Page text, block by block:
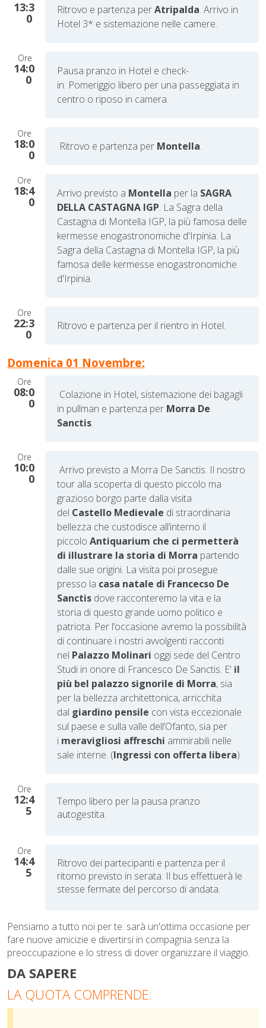
13:3
0
Ritrovo e partenza per Atripalda. Arrivo in
Hotel 3* e sistemazione nelle camere.
Ore
14:0
0
Pausa pranzo in Hotel e check-
in. Pomeriggio libero per una passeggiata in
centro o riposo in camera.
Ore
18:0
0
Ritrovo e partenza per Montella.
Ore
18:4
0
Arrivo previsto a Montella per la SAGRA
DELLA CASTAGNA IGP. La Sagra della
Castagna di Montella IGP, la più famosa delle
kermesse enogastronomiche d'Irpinia. La
Sagra della Castagna di Montella IGP, la più
famosa delle kermesse enogastronomiche
d'Irpinia.
Ore
22:3
0
Ritrovo e partenza per il rientro in Hotel.
Domenica 01 Novembre:
Ore
08:0
0
Colazione in Hotel, sistemazione dei bagagli
in pullman e partenza per Morra De
Sanctis.
Ore
10:0
0
Arrivo previsto a Morra De Sanctis. Il nostro
tour alla scoperta di questo piccolo ma
grazioso borgo parte dalla visita
del Castello Medievale di straordinaria
bellezza che custodisce all’interno il
piccolo Antiquarium che ci permetterà
di illustrare la storia di Morra partendo
dalle sue origini. La visita poi prosegue
presso la casa natale di Francecso De
Sanctis dove racconteremo la vita e la
storia di questo grande uomo politico e
patriota. Per l’occasione avremo la possibilità
di continuare i nostri avvolgenti racconti
nel Palazzo Molinari oggi sede del Centro
Studi in onore di Francesco De Sanctis. E' il
più bel palazzo signorile di Morra, sia
per la bellezza architettonica, arricchita
dal giardino pensile con vista eccezionale
sul paese e sulla valle dell’Ofanto, sia per
i meravigliosi affreschi ammirabili nelle
sale interne. (Ingressi con offerta libera)
Ore
12:4
5
Tempo libero per la pausa pranzo
autogestita.
Ore
14:4
5
Ritrovo dei partecipanti e partenza per il
ritorno previsto in serata. Il bus effettuerà le
stesse fermate del percorso di andata.
Pensiamo a tutto noi per te: sarà un'ottima occasione per
fare nuove amicizie e divertirsi in compagnia senza la
preoccupazione e lo stress di dover organizzare il viaggio.
DA SAPERE
LA QUOTA COMPRENDE: